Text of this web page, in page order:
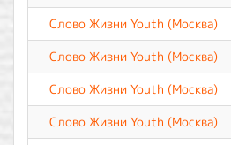
Слово Жизни Youth (Москва)
Слово Жизни Youth (Москва)
Слово Жизни Youth (Москва)
Слово Жизни Youth (Москва)